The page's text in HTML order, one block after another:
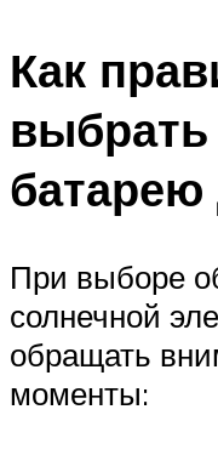
Как
При выборе
солнечной
обращать
моменты: